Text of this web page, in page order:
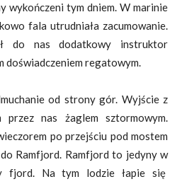
wykończeni tym dniem. W marinie
fala utrudniała zacumowanie.
do nas dodatkowy instruktor
doświadczeniem regatowym.
od strony gór. Wyjście z
nas żaglem sztormowym.
po przejściu pod mostem
Ramfjord. Ramfjord to jedyny w
fjord. Na tym lodzie łapie się